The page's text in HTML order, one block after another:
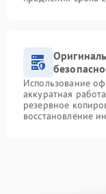
Использование
аккуратная
резервное
восстановление